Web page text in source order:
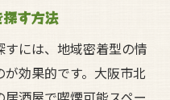
す方法
には、地域密着型の情
効果的です。大阪市北